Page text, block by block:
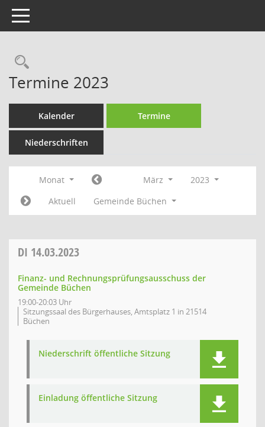
Toggle navigation
Rechercheauswahl
Termine 2023
Kalender Termine
Niederschriften
Monat März
2023
Aktuell
Gemeinde Büchen
DI 14.03.2023
Finanz- und Rechnungsprüfungsausschuss der
Gemeinde Büchen
19:00-20:03 Uhr
Sitzungssaal des Bürgerhauses, Amtsplatz 1 in 21514
Büchen
Niederschrift öffentliche Sitzung
Einladung öffentliche Sitzung